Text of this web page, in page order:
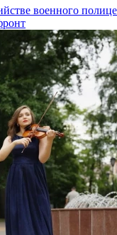
военного